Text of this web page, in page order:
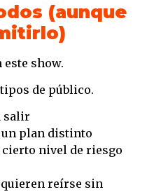
(aunque
show.
de público.
salir
un plan distinto
nivel de riesgo
quieren reírse sin